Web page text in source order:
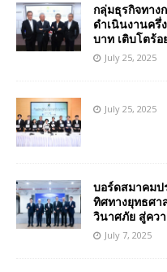
กลุ่มธุรกิจทาง
ดำเนินงานครึ่
บาท เติบโตร้
July 25, 2025
July 25, 2025
บอร์ดสมาคมป
ทิศทางยุทธศา
วินาศภัย สู่คว
July 7, 2025